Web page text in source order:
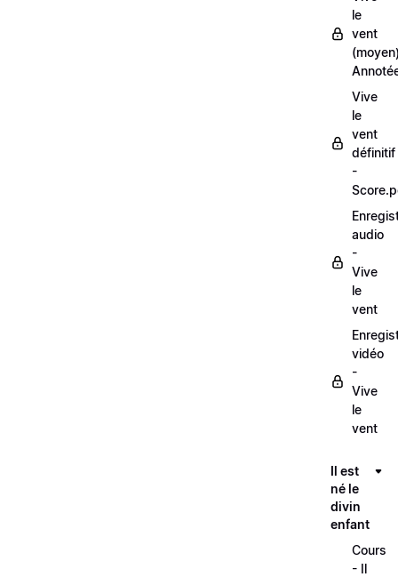
le
vent
Vive
le
vent
définitif
-
audio
-
Vive
le
vent
vidéo
-
Vive
le
vent
Il est
né le
divin
enfant
Cours
- Il